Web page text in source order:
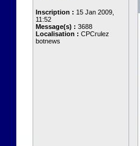
Inscription : 15 Jan 2009,
11:52
Message(s) : 3688
Localisation : CPCrulez
botnews